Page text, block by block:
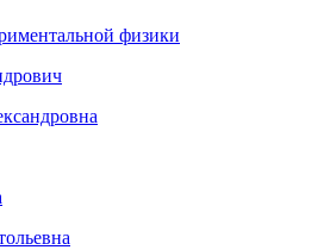
физики